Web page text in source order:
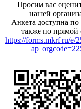
Просим вас
нашей
Анкета доступна по
также по прямой
https://forms.mkrf.ru/e/